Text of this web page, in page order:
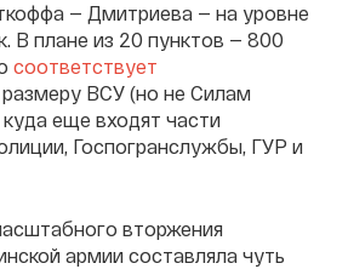
— Дмитриева — на уровне
В плане из 20 пунктов — 800
соответствует
ВСУ (но не Силам
еще входят части
Госпогранслужбы, ГУР и
вторжения
армии составляла чуть